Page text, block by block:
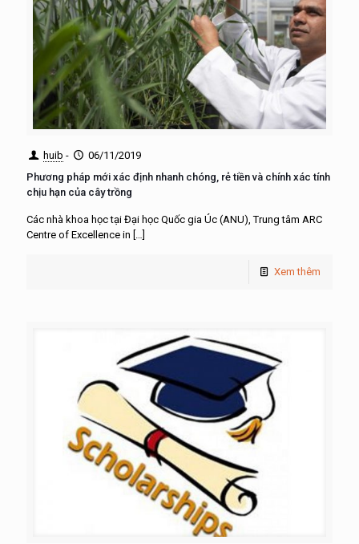
huib -
06/11/2019
Phương pháp mới xác định nhanh chóng, rẻ tiền và chính xác tính
chịu hạn của cây trồng
Các nhà khoa học tại Đại học Quốc gia Úc (ANU), Trung tâm ARC
Centre of Excellence in […]
Xem thêm